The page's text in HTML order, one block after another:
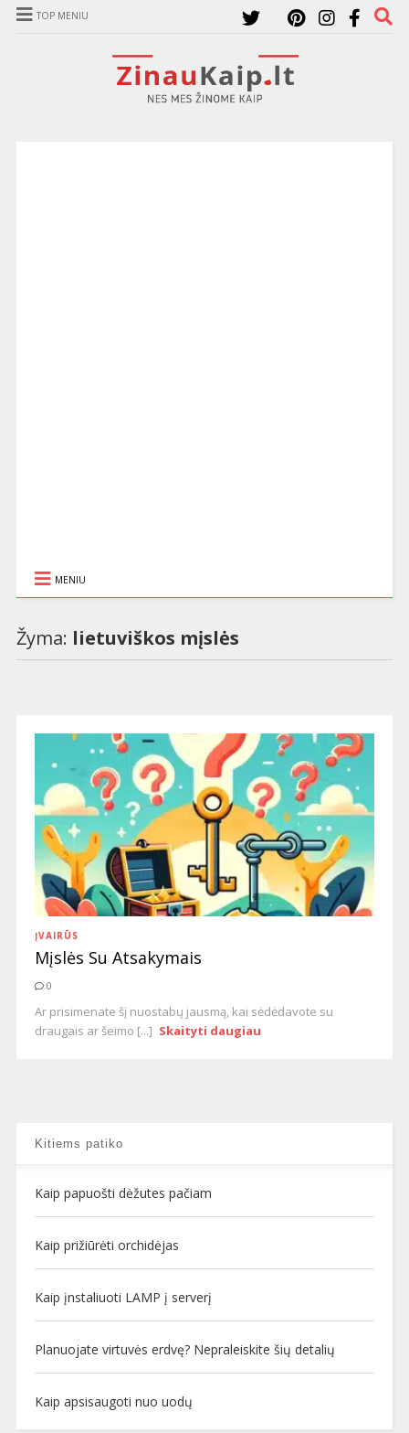
TOP MENIU
MENIU
Žyma: lietuviškos mįslės
ĮVAIRŪS
Mįslės Su Atsakymais
0
Ar prisimenate šį nuostabų jausmą, kai sėdėdavote su
draugais ar šeimo [...] Skaityti daugiau
Kitiems patiko
Kaip papuošti dėžutes pačiam
Kaip prižiūrėti orchidėjas
Kaip įnstaliuoti LAMP į serverį
Planuojate virtuvės erdvę? Nepraleiskite šių detalių
Kaip apsisaugoti nuo uodų